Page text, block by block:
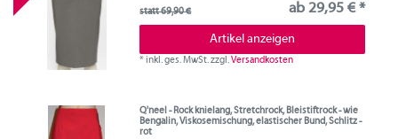
statt 69,90 €
ab 29,95 € *
Artikel anzeigen
*inkl. ges. MwSt.zzgl.Versandkosten
Q'neel - Rock knielang, Stretchrock, Bleistiftrock - wie
Bengalin, Viskosemischung, elastischer Bund, Schlitz -
rot